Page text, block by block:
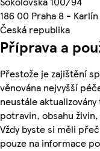
186 00 Praha 8 - Karlín
Česká republika
Příprava a
Přestože je zajištění
věnována nejvyšší
neustále
potravin, obsahu
Vždy byste si měli
pouze na informace